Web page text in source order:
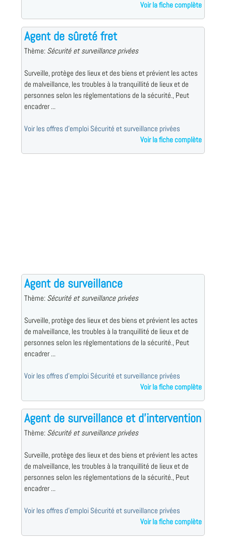
Voir la fiche complète
Agent de sûreté fret
Thème: Sécurité et surveillance privées
Surveille, protège des lieux et des biens et prévient les actes
de malveillance, les troubles à la tranquillité de lieux et de
personnes selon les réglementations de la sécurité., Peut
encadrer ...
Voir les offres d'emploi Sécurité et surveillance privées
Voir la fiche complète
Agent de surveillance
Thème: Sécurité et surveillance privées
Surveille, protège des lieux et des biens et prévient les actes
de malveillance, les troubles à la tranquillité de lieux et de
personnes selon les réglementations de la sécurité., Peut
encadrer ...
Voir les offres d'emploi Sécurité et surveillance privées
Voir la fiche complète
Agent de surveillance et d'intervention
Thème: Sécurité et surveillance privées
Surveille, protège des lieux et des biens et prévient les actes
de malveillance, les troubles à la tranquillité de lieux et de
personnes selon les réglementations de la sécurité., Peut
encadrer ...
Voir les offres d'emploi Sécurité et surveillance privées
Voir la fiche complète